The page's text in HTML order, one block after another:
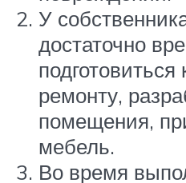
У
достаточно
ремонту,
помещения,
мебель.
Во время